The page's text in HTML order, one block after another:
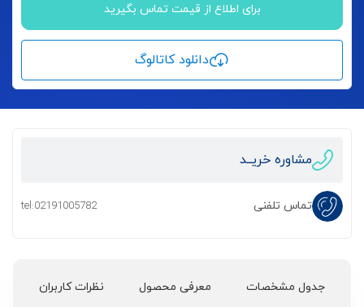
برای اطلاع از قیمت تماس بگیرید
دانلود کاتالوگ
مشاوره خریــد
تماس تلفنی tel:02191005782
جدول مشخصات معرفی محصول نظرات کاربران